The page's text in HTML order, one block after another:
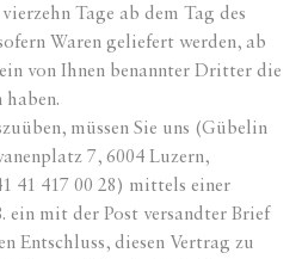
Tage ab dem Tag des
Waren geliefert werden, ab
von Ihnen benannter Dritter die
haben.
müssen Sie uns (Gübelin
7, 6004 Luzern,
41 417 00 28) mittels einer
ein mit der Post versandter Brief
Entschluss, diesen Vertrag zu